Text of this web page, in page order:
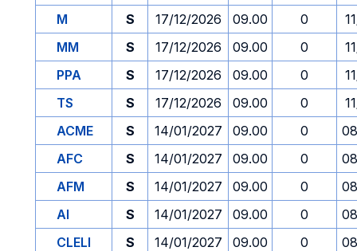
M
S 17/12/2026 09.00 0
MM
S 17/12/2026 09.00 0
PPA
S 17/12/2026 09.00 0
TS
S 17/12/2026 09.00 0
ACME
S 14/01/2027 09.00 0
AFC
S 14/01/2027 09.00 0
AFM
S 14/01/2027 09.00 0
AI
S 14/01/2027 09.00 0
CLELI
S 14/01/2027 09.00 0